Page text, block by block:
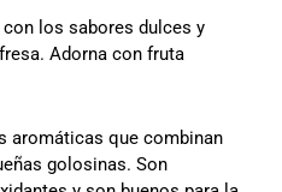
los sabores dulces y
Adorna con fruta
aromáticas que combinan
golosinas. Son